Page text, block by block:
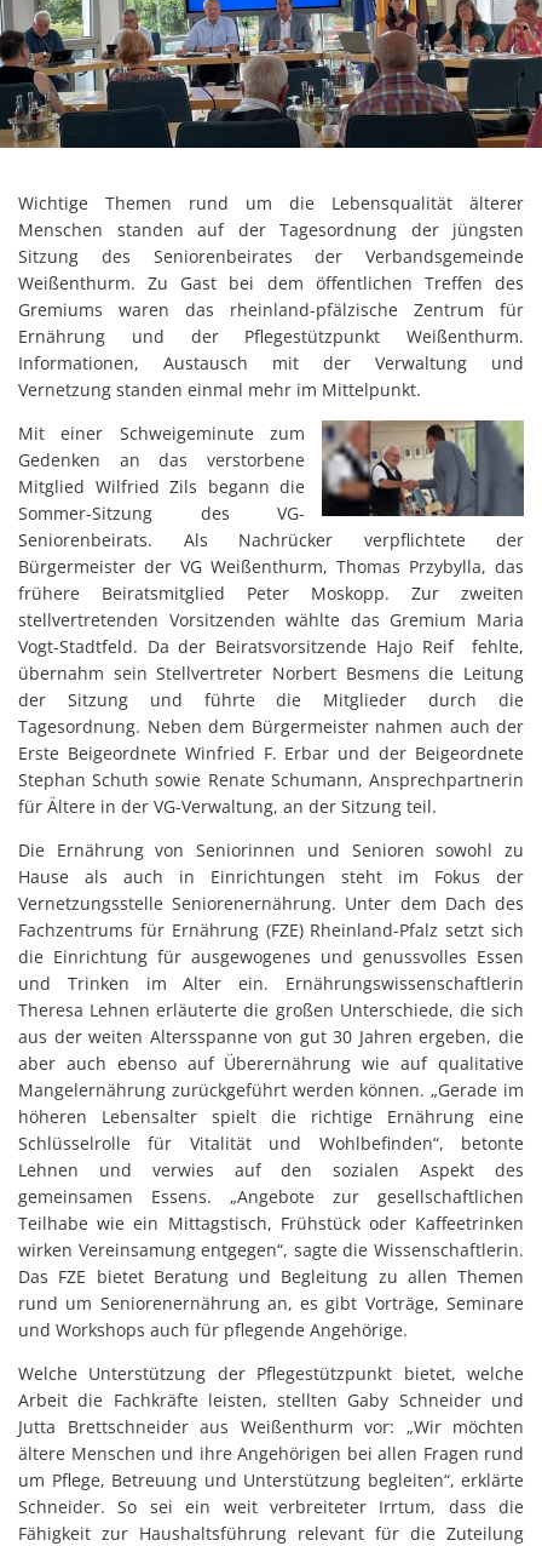
Wichtige Themen rund um die Lebensqualität älterer
Menschen standen auf der Tagesordnung der jüngsten
Sitzung des Seniorenbeirates der Verbandsgemeinde
Weißenthurm. Zu Gast bei dem öffentlichen Treffen des
Gremiums waren das rheinland-pfälzische Zentrum für
Ernährung und der Pflegestützpunkt Weißenthurm.
Informationen, Austausch mit der Verwaltung und
Vernetzung standen einmal mehr im Mittelpunkt.
Mit einer Schweigeminute zum
Gedenken an das verstorbene
Mitglied Wilfried Zils begann die
Sommer-Sitzung des VG-
Seniorenbeirats. Als Nachrücker verpflichtete der
Bürgermeister der VG Weißenthurm, Thomas Przybylla, das
frühere Beiratsmitglied Peter Moskopp. Zur zweiten
stellvertretenden Vorsitzenden wählte das Gremium Maria
Vogt-Stadtfeld. Da der Beiratsvorsitzende Hajo Reif fehlte,
übernahm sein Stellvertreter Norbert Besmens die Leitung
der Sitzung und führte die Mitglieder durch die
Tagesordnung. Neben dem Bürgermeister nahmen auch der
Erste Beigeordnete Winfried F. Erbar und der Beigeordnete
Stephan Schuth sowie Renate Schumann, Ansprechpartnerin
für Ältere in der VG-Verwaltung, an der Sitzung teil.
Die Ernährung von Seniorinnen und Senioren sowohl zu
Hause als auch in Einrichtungen steht im Fokus der
Vernetzungsstelle Seniorenernährung. Unter dem Dach des
Fachzentrums für Ernährung (FZE) Rheinland-Pfalz setzt sich
die Einrichtung für ausgewogenes und genussvolles Essen
und Trinken im Alter ein. Ernährungswissenschaftlerin
Theresa Lehnen erläuterte die großen Unterschiede, die sich
aus der weiten Altersspanne von gut 30 Jahren ergeben, die
aber auch ebenso auf Überernährung wie auf qualitative
Mangelernährung zurückgeführt werden können. „Gerade im
höheren Lebensalter spielt die richtige Ernährung eine
Schlüsselrolle für Vitalität und Wohlbefinden“, betonte
Lehnen und verwies auf den sozialen Aspekt des
gemeinsamen Essens. „Angebote zur gesellschaftlichen
Teilhabe wie ein Mittagstisch, Frühstück oder Kaffeetrinken
wirken Vereinsamung entgegen“, sagte die Wissenschaftlerin.
Das FZE bietet Beratung und Begleitung zu allen Themen
rund um Seniorenernährung an, es gibt Vorträge, Seminare
und Workshops auch für pflegende Angehörige.
Welche Unterstützung der Pflegestützpunkt bietet, welche
Arbeit die Fachkräfte leisten, stellten Gaby Schneider und
Jutta Brettschneider aus Weißenthurm vor: „Wir möchten
ältere Menschen und ihre Angehörigen bei allen Fragen rund
um Pflege, Betreuung und Unterstützung begleiten“, erklärte
Schneider. So sei ein weit verbreiteter Irrtum, dass die
Fähigkeit zur Haushaltsführung relevant für die Zuteilung